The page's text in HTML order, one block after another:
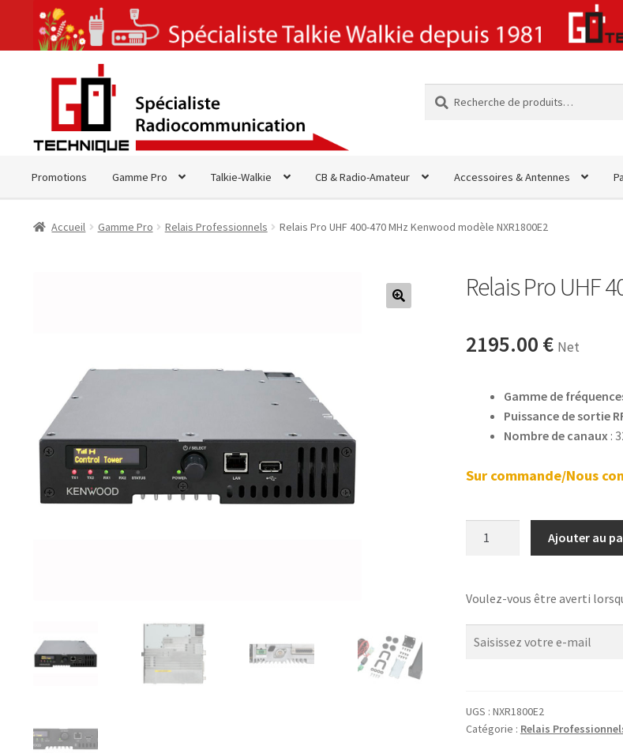
à
navigation
au
pour :
Promotions Gamme Pro Talkie-Walkie CB & Radio-Amateur Accessoires & Antennes
Accueil Gamme Pro Relais Professionnels Relais Pro UHF 400-470 MHz Kenwood modèle NXR1800E2
Relais Pro UHF
2195.00 € Net
Gamme de
Puissance de sortie
Nombre de canaux:
Sur commande/Nous
UHF
400-
470
modèle
NXR1800E2
Ajouter au
Voulez-vous être averti
UGS : NXR1800E2
Catégorie : Relais